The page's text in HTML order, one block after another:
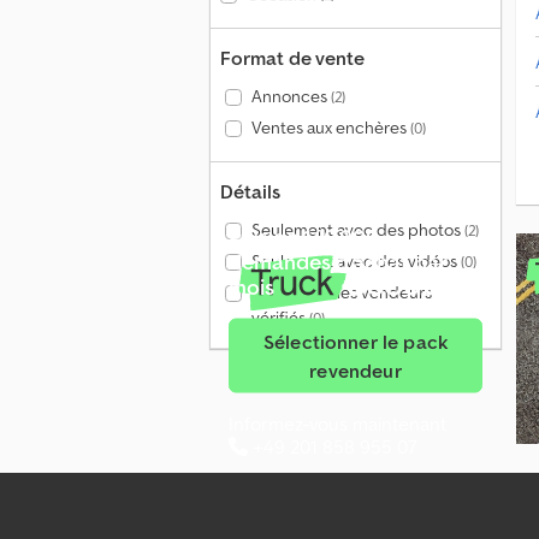
Format de vente
Annonces(2)
Ventes aux enchères(0)
Détails
Seulement avec des photos(2)
Seulement avec des vidéos(0)
Seulement les vendeurs
vérifiés(0)
Plus de 140 000
demandes d'achat par
mois
Sélectionner le pack
revendeur